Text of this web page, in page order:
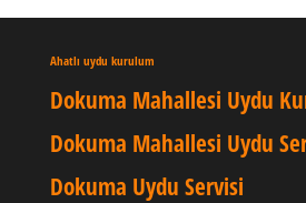
Ahatlı uydu kurulum
Dokuma Mahallesi Uydu
Dokuma Mahallesi Uydu
Dokuma Uydu Servisi